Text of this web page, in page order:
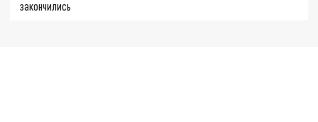
закончились